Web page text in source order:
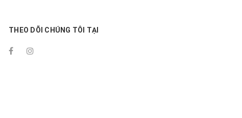
THEO DÕI CHÚNG TÔI TẠI